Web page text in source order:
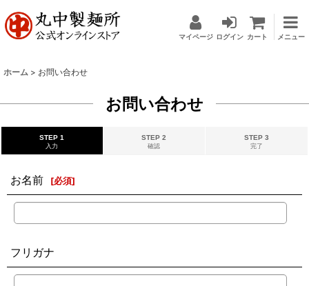
マイページ ログイン カート メニュー
ホーム > お問い合わせ
お問い合わせ
STEP 1
入力
STEP 2
確認
STEP 3
完了
お名前 [必須]
フリガナ